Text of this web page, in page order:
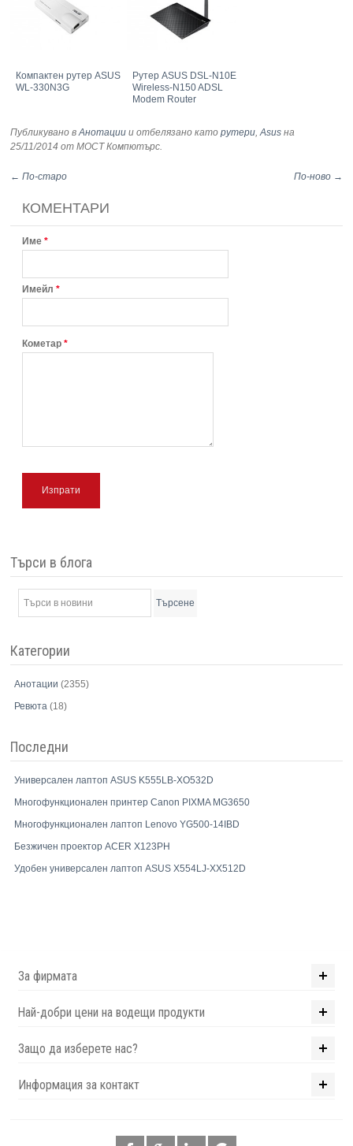
Компактен рутер ASUS
WL-330N3G
Рутер ASUS DSL-N10E
Wireless-N150 ADSL
Modem Router
Публикувано вАнотации и отбелязано каторутери,Asus на
25/11/2014 от МОСТ Компютърс.
← По-старо По-ново →
КОМЕНТАРИ
Име *
Имейл *
Кометар *
Изпрати
Търси в блога
Търсене
Категории
Анотации(2355)
Ревюта(18)
Последни
Универсален лаптоп ASUS K555LB-XO532D
Многофункционален принтер Canon PIXMA MG3650
Многофункционален лаптоп Lenovo YG500-14IBD
Безжичен проектор ACER X123PH
Удобен универсален лаптоп ASUS X554LJ-XX512D
За фирмата
Най-добри цени на водещи продукти
Защо да изберете нас?
Информация за контакт